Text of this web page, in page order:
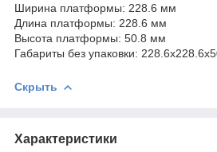
Ширина платформы: 228.6 мм
Длина платформы: 228.6 мм
Высота платформы: 50.8 мм
Габариты без упаковки:
Скрыть
Характеристики